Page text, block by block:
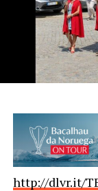
http://dlvr.it/